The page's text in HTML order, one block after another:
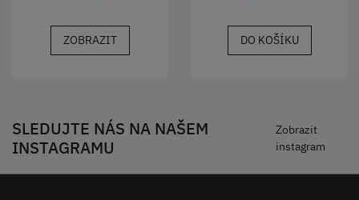
ZOBRAZIT DO KOŠÍKU
SLEDUJTE NÁS NA NAŠEM
INSTAGRAMU
Zobrazit
instagram